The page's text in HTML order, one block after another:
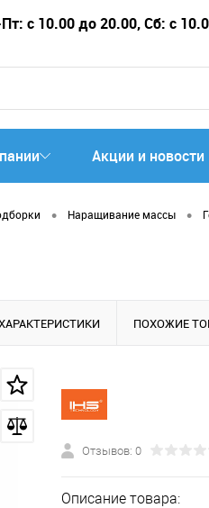
с 10.00 до 20.00, Сб: с
Акции и новости
• Наращивание массы •
ПОХОЖИЕ
Отзывов: 0
Описание товара: